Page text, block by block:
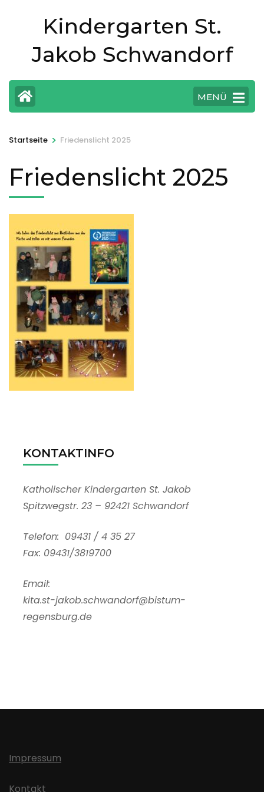
(Eingabetaste
Kindergarten St.
Jakob Schwandorf
MENÜ
Startseite > Friedenslicht 2025
Friedenslicht 2025
KONTAKTINFO
Katholischer Kindergarten St. Jakob
Spitzwegstr. 23 – 92421 Schwandorf
Telefon: 09431 / 4 35 27
Fax: 09431/3819700
Email:
kita.st-jakob.schwandorf@bistum-
regensburg.de
Impressum
Kontakt